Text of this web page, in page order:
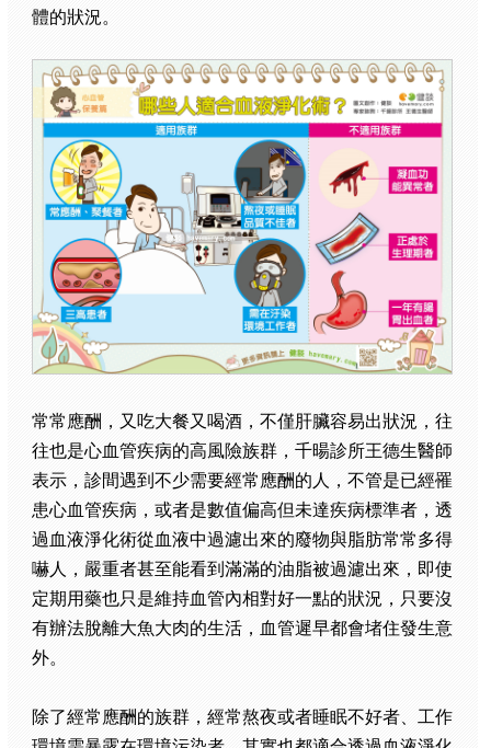
體的狀況。
常常應酬，又吃大餐又喝酒，不僅肝臟容易出狀況，往
往也是心血管疾病的高風險族群，千暘診所王德生醫師
表示，診間遇到不少需要經常應酬的人，不管是已經罹
患心血管疾病，或者是數值偏高但未達疾病標準者，透
過血液淨化術從血液中過濾出來的廢物與脂肪常常多得
嚇人，嚴重者甚至能看到滿滿的油脂被過濾出來，即使
定期用藥也只是維持血管內相對好一點的狀況，只要沒
有辦法脫離大魚大肉的生活，血管遲早都會堵住發生意
外。
除了經常應酬的族群，經常熬夜或者睡眠不好者、工作